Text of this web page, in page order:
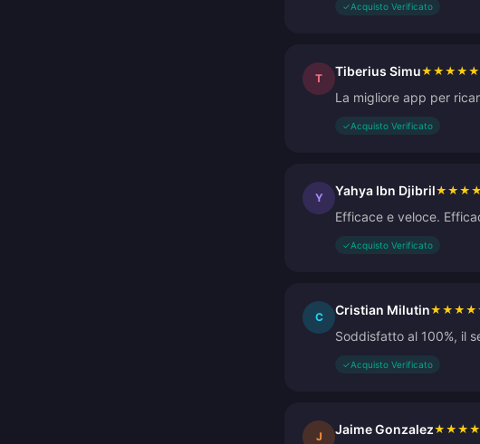
✓Acquisto Verificato
T Tiberius Simu★ ★ ★ ★ ★
La migliore app per
✓Acquisto Verificato
Y Yahya Ibn Djibril★ ★ ★ ★
Efficace e veloce.
✓Acquisto Verificato
C Cristian Milutin★ ★ ★ ★
Soddisfatto al 100%, il
✓Acquisto Verificato
J Jaime Gonzalez★ ★ ★ ★